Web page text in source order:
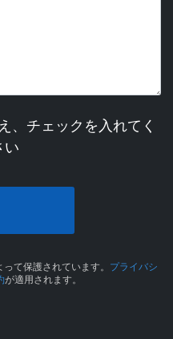
、チェックを入れてく
い
て保護されています。
プライバシ
が適用されます。